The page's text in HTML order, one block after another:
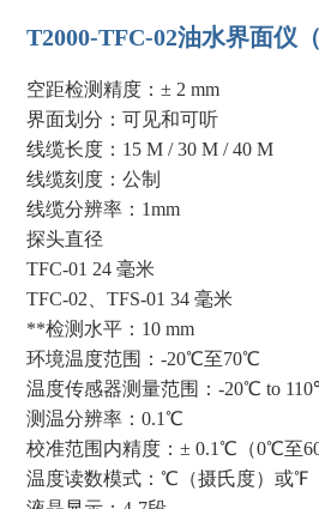
T2000-TFC-02油水界面仪
空距检测精度：± 2 mm
界面划分：可见和可听
线缆长度：15 M / 30 M / 40 M
线缆刻度：公制
线缆分辨率：1mm
探头直径
TFC-01 24 毫米
TFC-02、TFS-01 34 毫米
**检测水平：10 mm
环境温度范围：-20℃至70℃
温度传感器测量范围：-20℃ to
测温分辨率：0.1℃
校准范围内精度：± 0.1℃（0℃至
温度读数模式：℃（摄氏度）或℉